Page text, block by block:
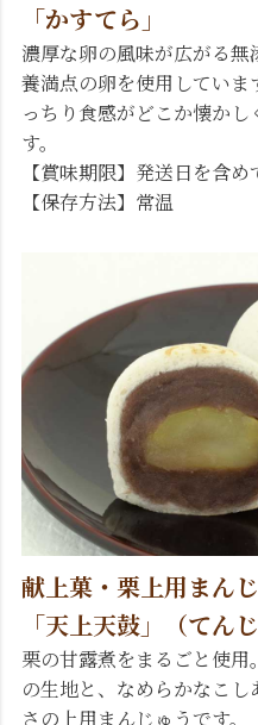
「かすてら」
濃厚な卵の風味が広がる
養満点の卵を使用していま
っちり食感がどこか懐か
す。
【賞味期限】発送日を含め
【保存方法】常温
献上菓・栗上用まん
「天上天鼓」（てん
栗の甘露煮をまるごと使用
の生地と、なめらかなこ
さの上用まんじゅうです。